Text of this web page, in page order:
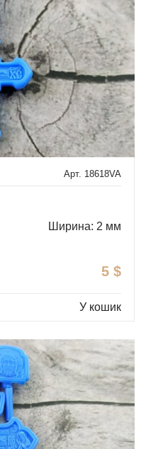
Арт. 18618VA
Ширина: 2 мм
5 $
У кошик